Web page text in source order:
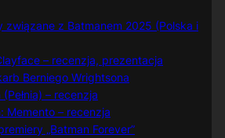
związane z Batmanem 2025 (Polska i
– recenzja, prezentacja
Berniego Wrightsona
– recenzja
Memento – recenzja
„Batman Forever”